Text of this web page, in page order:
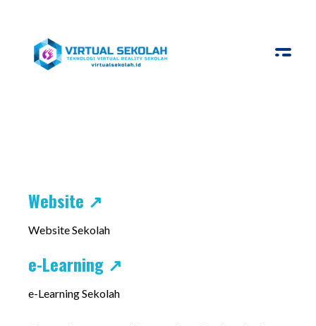
Website ↗
Website Sekolah
e-Learning ↗
e-Learning Sekolah